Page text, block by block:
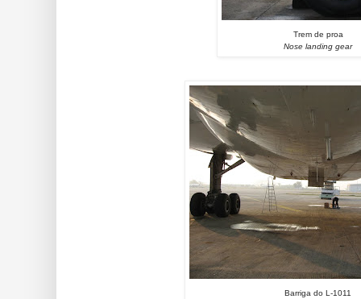
Trem de proa
Nose landing gear
Barriga do L-1011